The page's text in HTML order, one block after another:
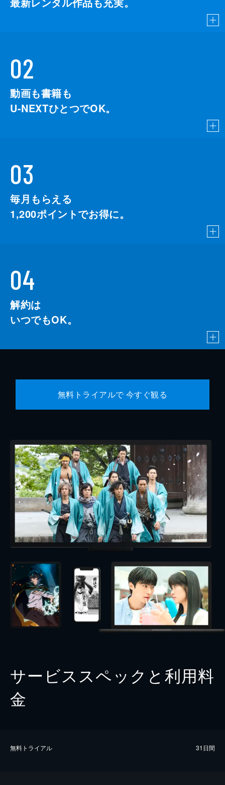
02
動画も書籍も
U-NEXTひとつでOK。
03
毎月もらえる
1,200ポイントでお得に。
04
解約は
いつでもOK。
無料トライアルで 今すぐ観る
サービススペックと利用料
金
無料トライアル 31日間